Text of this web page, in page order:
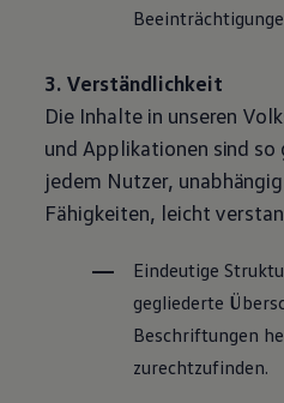
3. Verständlichkeit
Die Inhalte in unseren
und Applikationen sind
jedem Nutzer,
Fähigkeiten, leicht
Eindeutige
gegliederte
Beschriftungen
zurechtzufinden.